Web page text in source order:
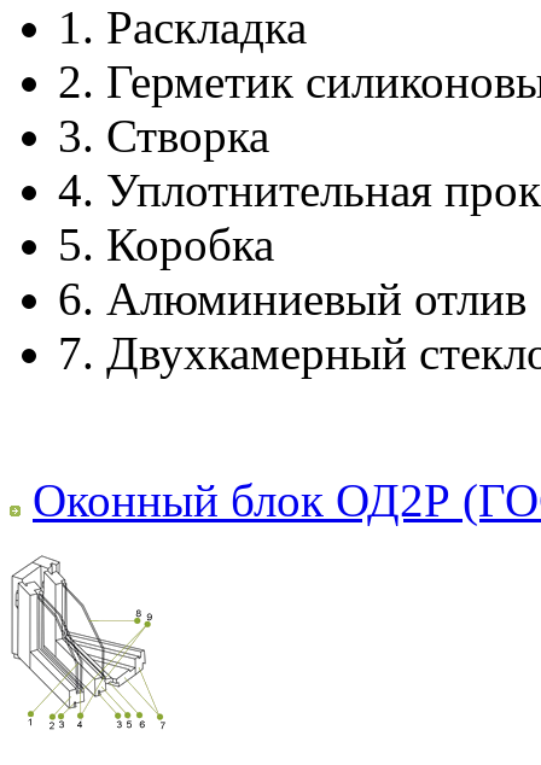
1. Раскладка
2. Герметик
3. Створка
4. Уплотнительная
5. Коробка
6. Алюминиевый отлив
7. Двухкамерный
Оконный блок ОД2Р